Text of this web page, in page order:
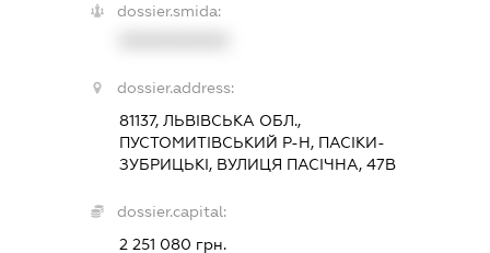
dossier.smida:
dossier.address:
81137, ЛЬВІВСЬКА ОБЛ.,
ПУСТОМИТІВСЬКИЙ Р-Н, ПАСІКИ-
ЗУБРИЦЬКІ, ВУЛИЦЯ ПАСІЧНА, 47В
dossier.capital:
2 251 080 грн.